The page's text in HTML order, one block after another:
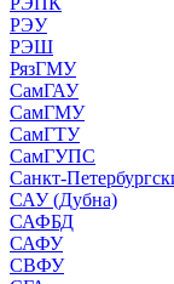
РЭУ
РЭШ
РязГМУ
СамГАУ
СамГМУ
СамГТУ
СамГУПС
Санкт-
САУ (Дубна)
САФБД
САФУ
СВФУ